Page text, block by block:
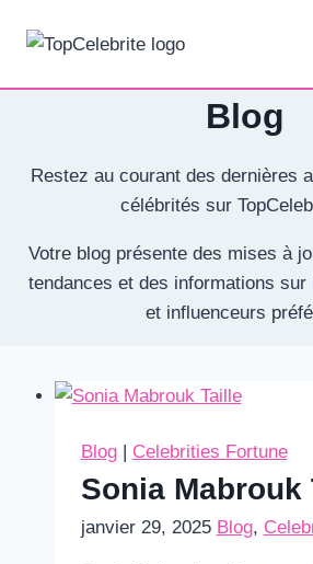
Blog
Restez au courant des dernières
célébrités sur
Votre blog présente des mises à
tendances et des informations
et influenceurs
Blog| Celebrities Fortune
Sonia Mabrouk
janvier 29, 2025 Blog,